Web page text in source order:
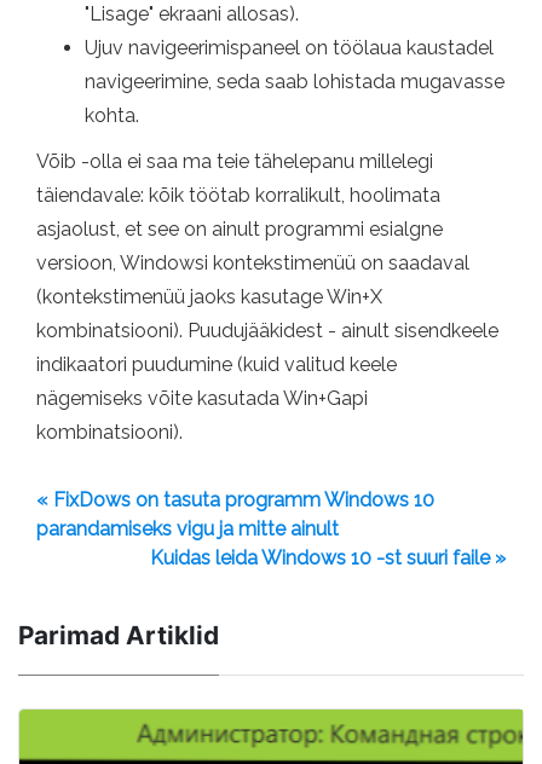
"Lisage" ekraani allosas).
Ujuv navigeerimispaneel on töölaua kaustadel
navigeerimine, seda saab lohistada mugavasse
kohta.
Võib -olla ei saa ma teie tähelepanu millelegi
täiendavale: kõik töötab korralikult, hoolimata
asjaolust, et see on ainult programmi esialgne
versioon, Windowsi kontekstimenüü on saadaval
(kontekstimenüü jaoks kasutage Win+X
kombinatsiooni). Puudujääkidest - ainult sisendkeele
indikaatori puudumine (kuid valitud keele
nägemiseks võite kasutada Win+Gapi
kombinatsiooni).
« FixDows on tasuta programm Windows 10
parandamiseks vigu ja mitte ainult
Kuidas leida Windows 10 -st suuri faile »
Parimad Artiklid